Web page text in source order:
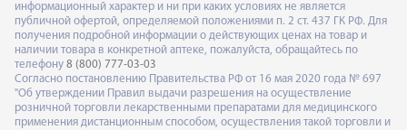
информационный характер и ни при каких условиях не является
публичной офертой, определяемой положениями п. 2 ст. 437 ГК РФ. Для
получения подробной информации о действующих ценах на товар и
наличии товара в конкретной аптеке, пожалуйста, обращайтесь по
телефону 8 (800) 777-03-03
Согласно постановлению Правительства РФ от 16 мая 2020 года № 697
"Об утверждении Правил выдачи разрешения на осуществление
розничной торговли лекарственными препаратами для медицинского
применения дистанционным способом, осуществления такой торговли и